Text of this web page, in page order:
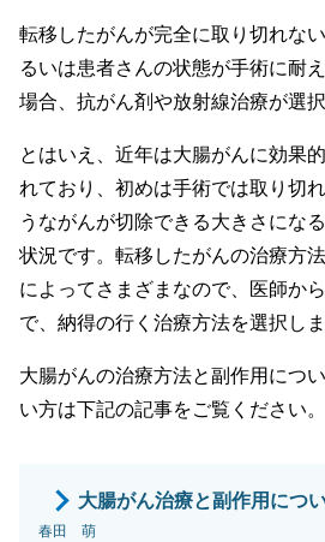
転移したがんが完全に取り切れな
るいは患者さんの状態が手術に耐
場合、抗がん剤や放射線治療が選択
とはいえ、近年は大腸がんに効果
れており、初めは手術では取り切
うながんが切除できる大きさにな
状況です。転移したがんの治療方
によってさまざまなので、医師か
で、納得の行く治療方法を選択しま
大腸がんの治療方法と副作用につ
い方は下記の記事をご覧ください。
大腸がん治療と副作用につ
春田 萌